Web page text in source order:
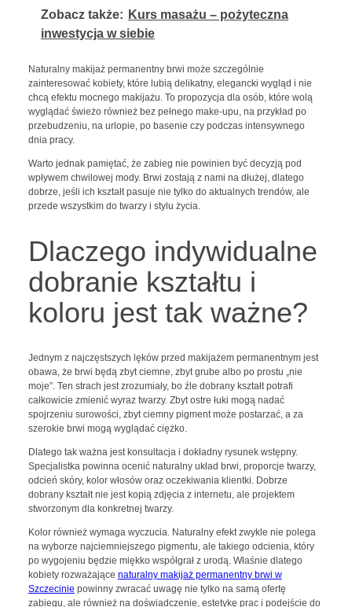
Zobacz także: Kurs masażu – pożyteczna
inwestycja w siebie
Naturalny makijaż permanentny brwi może szczególnie
zainteresować kobiety, które lubią delikatny, elegancki wygląd i nie
chcą efektu mocnego makijażu. To propozycja dla osób, które wolą
wyglądać świeżo również bez pełnego make-upu, na przykład po
przebudzeniu, na urlopie, po basenie czy podczas intensywnego
dnia pracy.
Warto jednak pamiętać, że zabieg nie powinien być decyzją pod
wpływem chwilowej mody. Brwi zostają z nami na dłużej, dlatego
dobrze, jeśli ich kształt pasuje nie tylko do aktualnych trendów, ale
przede wszystkim do twarzy i stylu życia.
Dlaczego indywidualne
dobranie kształtu i
koloru jest tak ważne?
Jednym z najczęstszych lęków przed makijażem permanentnym jest
obawa, że brwi będą zbyt ciemne, zbyt grube albo po prostu „nie
moje”. Ten strach jest zrozumiały, bo źle dobrany kształt potrafi
całkowicie zmienić wyraz twarzy. Zbyt ostre łuki mogą nadać
spojrzeniu surowości, zbyt ciemny pigment może postarzać, a za
szerokie brwi mogą wyglądać ciężko.
Dlatego tak ważna jest konsultacja i dokładny rysunek wstępny.
Specjalistka powinna ocenić naturalny układ brwi, proporcje twarzy,
odcień skóry, kolor włosów oraz oczekiwania klientki. Dobrze
dobrany kształt nie jest kopią zdjęcia z internetu, ale projektem
stworzonym dla konkretnej twarzy.
Kolor również wymaga wyczucia. Naturalny efekt zwykle nie polega
na wyborze najciemniejszego pigmentu, ale takiego odcienia, który
po wygojeniu będzie miękko współgrał z urodą. Właśnie dlatego
kobiety rozważające naturalny makijaż permanentny brwi w
Szczecinie powinny zwracać uwagę nie tylko na samą ofertę
zabiegu, ale również na doświadczenie, estetykę prac i podejście do